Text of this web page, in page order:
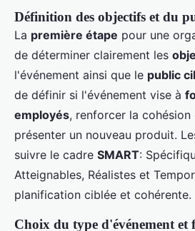
Définition des objectifs et du
La première étape pour une
de déterminer clairement les
l'événement ainsi que le public
de définir si l'événement vise à
employés, renforcer la cohésion
présenter un nouveau produit.
suivre le cadre SMART:
Atteignables, Réalistes et
planification ciblée et cohérente.
Choix du type d'événement et